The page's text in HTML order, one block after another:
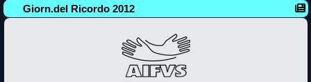
Giorn.del Ricordo 2012